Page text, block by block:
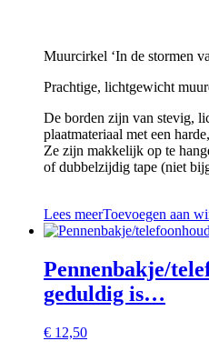
Muurcirkel ‘In de stormen
Prachtige, lichtgewicht
De borden zijn van stevig,
plaatmateriaal met een
Ze zijn makkelijk op te
of dubbelzijdig tape (niet
Lees meerToevoegen aan
Pennenbakje/
geduldig is…
€ 12,50